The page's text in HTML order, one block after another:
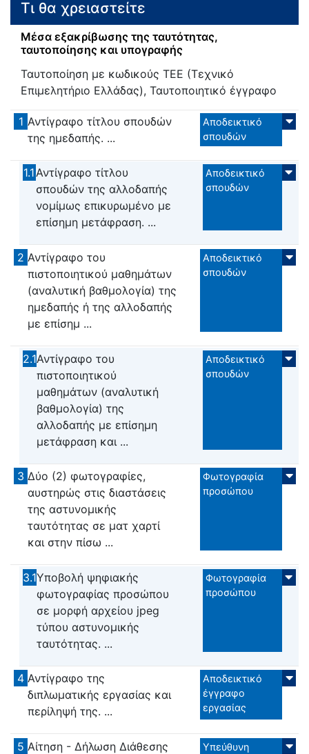
Τι θα χρειαστείτε
Μέσα εξακρίβωσης της ταυτότητας,
ταυτοποίησης και υπογραφής
Ταυτοποίηση με κωδικούς ΤΕΕ (Τεχνικό
Επιμελητήριο Ελλάδας), Ταυτοποιητικό έγγραφο
1 Αντίγραφο τίτλου σπουδών
της ημεδαπής. ...
Αποδεικτικό
σπουδών
1.1Αντίγραφο τίτλου
σπουδών της αλλοδαπής
νομίμως επικυρωμένο με
επίσημη μετάφραση. ...
Αποδεικτικό
σπουδών
2 Αντίγραφο του
πιστοποιητικού μαθημάτων
(αναλυτική βαθμολογία) της
ημεδαπής ή της αλλοδαπής
με επίσημ ...
Αποδεικτικό
σπουδών
2.1Αντίγραφο του
πιστοποιητικού
μαθημάτων (αναλυτική
βαθμολογία) της
αλλοδαπής με επίσημη
μετάφραση και ...
Αποδεικτικό
σπουδών
3 Δύο (2) φωτογραφίες,
αυστηρώς στις διαστάσεις
της αστυνομικής
ταυτότητας σε ματ χαρτί
και στην πίσω ...
Φωτογραφία
προσώπου
3.1Υποβολή ψηφιακής
φωτογραφίας προσώπου
σε μορφή αρχείου jpeg
τύπου αστυνομικής
ταυτότητας. ...
Φωτογραφία
προσώπου
4 Αντίγραφο της
διπλωματικής εργασίας και
περίληψή της. ...
Αποδεικτικό
έγγραφο
εργασίας
5 Αίτηση - Δήλωση Διάθεσης
Υπεύθυνη